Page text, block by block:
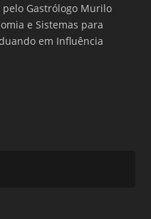
Gastrólogo Murilo
e Sistemas para
em Influência